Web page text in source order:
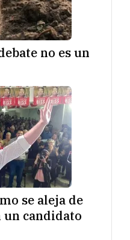
no es un
se aleja de
un candidato